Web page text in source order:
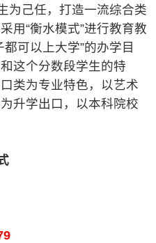
己任，打造一流综合类
用“衡水模式”进行教育教
可以上大学”的办学目
这个分数段学生的特
类为专业特色，以艺术
升学出口，以本科院校